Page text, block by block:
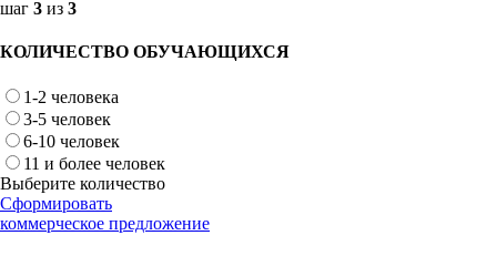
шаг 3 из 3
КОЛИЧЕСТВО ОБУЧАЮЩИХСЯ
1-2 человека
3-5 человек
6-10 человек
11 и более человек
Выберите количество
Сформировать
коммерческое предложение